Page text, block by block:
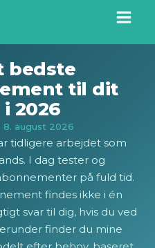
bedste
til dit
2026
august 2026
tidligere arbejdet som
I dag tester og
på fuld tid.
findes ikke i én
svar til dig, hvis du ved
finder du mine